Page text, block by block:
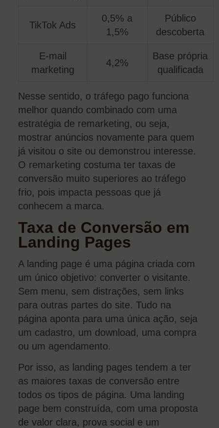
TikTok Ads
0,5% a
1,5%
Público
descoberta
E-mail
marketing
4,2%
Base própria
qualificada
Nesse sentido, o tráfego pago funciona
melhor quando combinado com uma
estratégia de remarketing, ou seja,
mostrar anúncios novamente para quem
já visitou o site ou demonstrou interesse.
O remarketing costuma ter taxas de
conversão muito superiores ao tráfego
frio, pois impacta pessoas que já
conhecem a marca.
Taxa de Conversão em
Landing Pages
A landing page é uma página criada com
um único objetivo: converter o visitante.
Sem menu, sem distrações, sem links
para outras partes do site. Tudo na
página aponta para uma única ação, seja
um cadastro, um download, uma compra
ou um agendamento.
Por isso, as landing pages tendem a ter
as maiores taxas de conversão entre
todos os tipos de página. Uma landing
page bem construída, com uma proposta
de valor clara, prova social e um